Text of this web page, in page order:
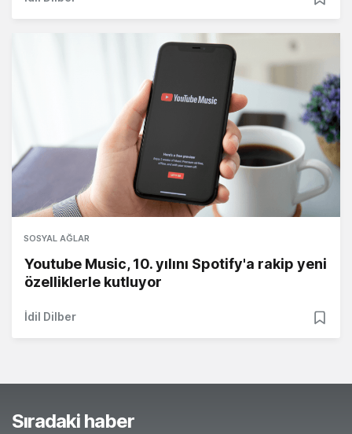
SOSYAL AĞLAR
Youtube Music, 10. yılını Spotify'a rakip yeni
özelliklerle kutluyor
İdil Dilber
Sıradaki haber